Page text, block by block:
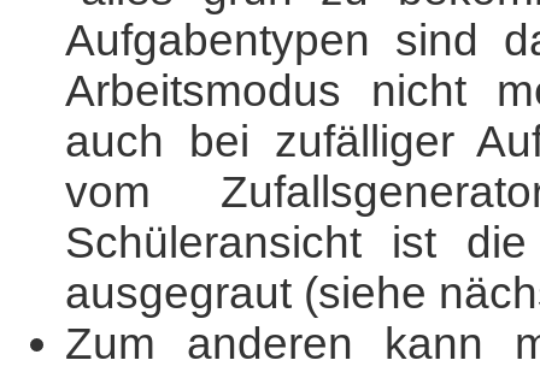
Aufgabentypen sind
Arbeitsmodus nicht
auch bei zufälliger
vom
Schüleransicht ist
ausgegraut (siehe
Zum anderen kann